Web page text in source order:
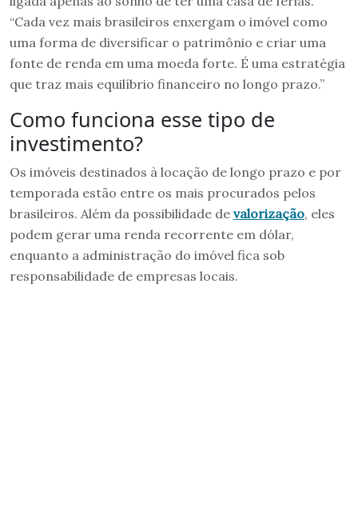
“Cada vez mais brasileiros enxergam o imóvel como
uma forma de diversificar o patrimônio e criar uma
fonte de renda em uma moeda forte. É uma estratégia
que traz mais equilíbrio financeiro no longo prazo.”
Como funciona esse tipo de
investimento?
Os imóveis destinados à locação de longo prazo e por
temporada estão entre os mais procurados pelos
brasileiros. Além da possibilidade de valorização, eles
podem gerar uma renda recorrente em dólar,
enquanto a administração do imóvel fica sob
responsabilidade de empresas locais.